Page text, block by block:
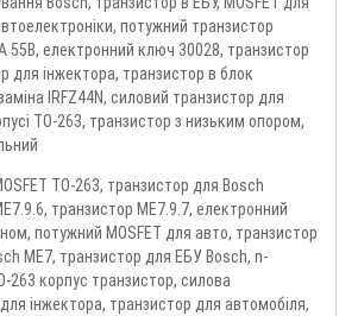
потужний транзистор
55В, електронний ключ 30028, транзистор
для інжектора, транзистор в блок
IRFZ44N, силовий транзистор для
TO-263, транзистор з низьким опором,
TO-263, транзистор для Bosch
транзистор ME7.9.7, електронний
потужний MOSFET для авто, транзистор
ME7, транзистор для ЕБУ Bosch, n-
263 корпус транзистор, силова
інжектора, транзистор для автомобіля,